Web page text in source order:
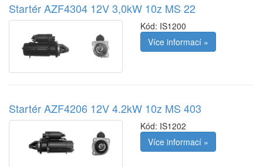
Startér AZF4304 12V 3,0kW 10z MS 22
Kód: IS1200
Více informací »
Startér AZF4206 12V 4.2kW 10z MS 403
Kód: IS1202
Více informací »